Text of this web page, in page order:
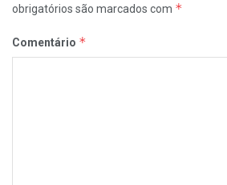
obrigatórios são marcados com *
Comentário *